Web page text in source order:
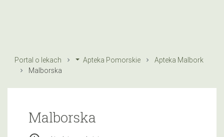
Portal o lekach Apteka Pomorskie
Apteka Malbork
Malborska
Malborska